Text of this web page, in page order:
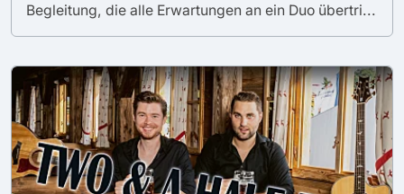
Begleitung, die alle Erwartungen an ein Duo übertri...